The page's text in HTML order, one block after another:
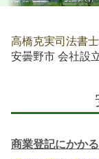
高橋克実司法書
安曇野市 会社設
商業登記にかか